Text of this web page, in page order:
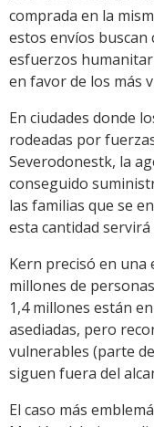
comprada en la
estos envíos
esfuerzos
en favor de los más
En ciudades donde
rodeadas por
Severodonestk, la
conseguido
las familias que se
esta cantidad
Kern precisó en una
millones de
1,4 millones están
asediadas, pero
vulnerables (parte
siguen fuera del
El caso más